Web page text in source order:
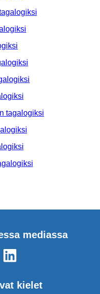
tagalogiksi
mediassa
kielet